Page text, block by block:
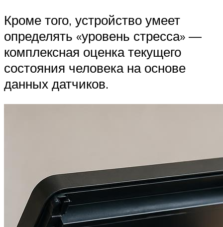
Кроме того, устройство умеет
определять «уровень стресса» —
комплексная оценка текущего
состояния человека на основе
данных датчиков.